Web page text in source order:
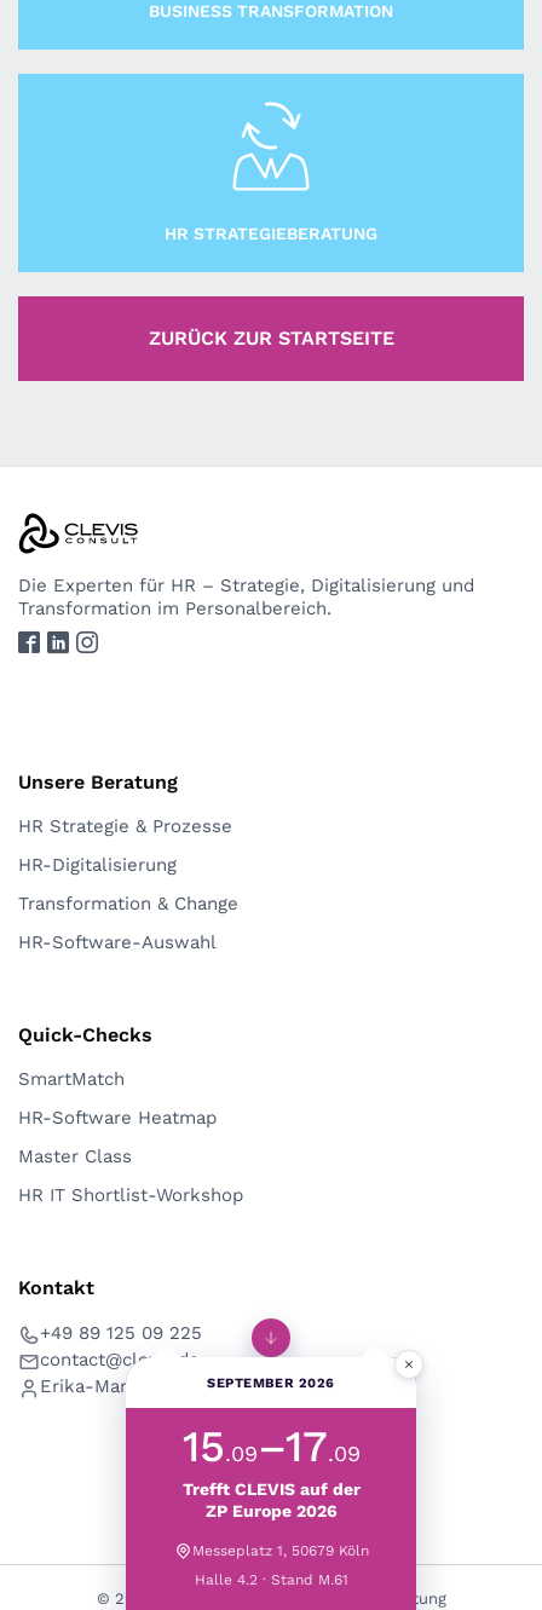
BUSINESS TRANSFORMATION
HR STRATEGIEBERATUNG
ZURÜCK ZUR STARTSEITE
Die Experten für HR – Strategie, Digitalisierung und
Transformation im Personalbereich.
Unsere Beratung
HR Strategie & Prozesse
HR-Digitalisierung
Transformation & Change
HR-Software-Auswahl
Quick-Checks
SmartMatch
HR-Software Heatmap
Master Class
HR IT Shortlist-Workshop
Kontakt
+49 89 125 09 225
contact@clevis.de
Erika-Mann-Str. 53, 80636 München
© 2026 CLEVIS | HR Digitalisierung & Beratung
×
SEPTEMBER 2026
15.09–17.09
Trefft CLEVIS auf der
ZP Europe 2026
Messeplatz 1, 50679 Köln
Halle 4.2 · Stand M.61